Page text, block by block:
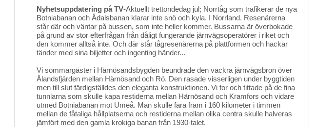
Nyhetsuppdatering på TV-Aktuellt trettondedag jul; Norrtåg som trafikerar de nya
Botniabanan och Ådalsbanan klarar inte snö och kyla. I Norrland. Resenärerna
står där och väntar på bussen, som inte heller kommer. Bussarna är överbokade
på grund av stor efterfrågan från dåligt fungerande järnvägsoperatörer i riket och
den kommer alltså inte. Och där står tågresenärerna på plattformen och hackar
tänder med sina biljetter och ingenting händer...
Vi sommargäster i Härnösandsbygden beundrade den vackra järnvägsbron över
Älandsfjärden mellan Härnösand och Rö. Den rasade visserligen under byggtiden
men till slut färdigställdes den eleganta konstruktionen. Vi for och tittade på de fina
tunnlarna som skulle kapa restiderna mellan Härnösand och Kramfors och vidare
utmed Botniabanan mot Umeå. Man skulle fara fram i 160 kilometer i timmen
mellan de fåtaliga hållplatserna och restiderna mellan olika centra skulle halveras
jämfört med den gamla krokiga banan från 1930-talet.